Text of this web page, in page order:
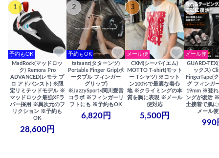
1
予約もOK
MadRock(マッドロッ
ク) Remora Pro
ADVANCED(レモラ プ
ロ アドバンスト) ※限
定リミテッドモデル ※
マッドロック最強XFラ
バー採用 ※異次元のフ
リクション ※予約も
OK
28,600円
2
予約もOK
tataanz(タターンツ)
Portable Finger Grip(ポ
ータブル フィンガー
グリップ)
※JazzySport×関川愛音
コラボ ※フィンガーリ
フトにも ※予約もOK
6,820円
3
メール便
CXM(シーバイエム)
MOTTO T-shirt(モット
ー Tシャツ) ※コット
ン100%で最適な着心
地 ※クライミングの本
質を胸に表現 ※メール
便対応
5,500円
4
メール便
GUARD-
ックス)
FingerTape(
グ フィンガ
19mm ※登れ
ングが復活
士接着で肌
メール
990